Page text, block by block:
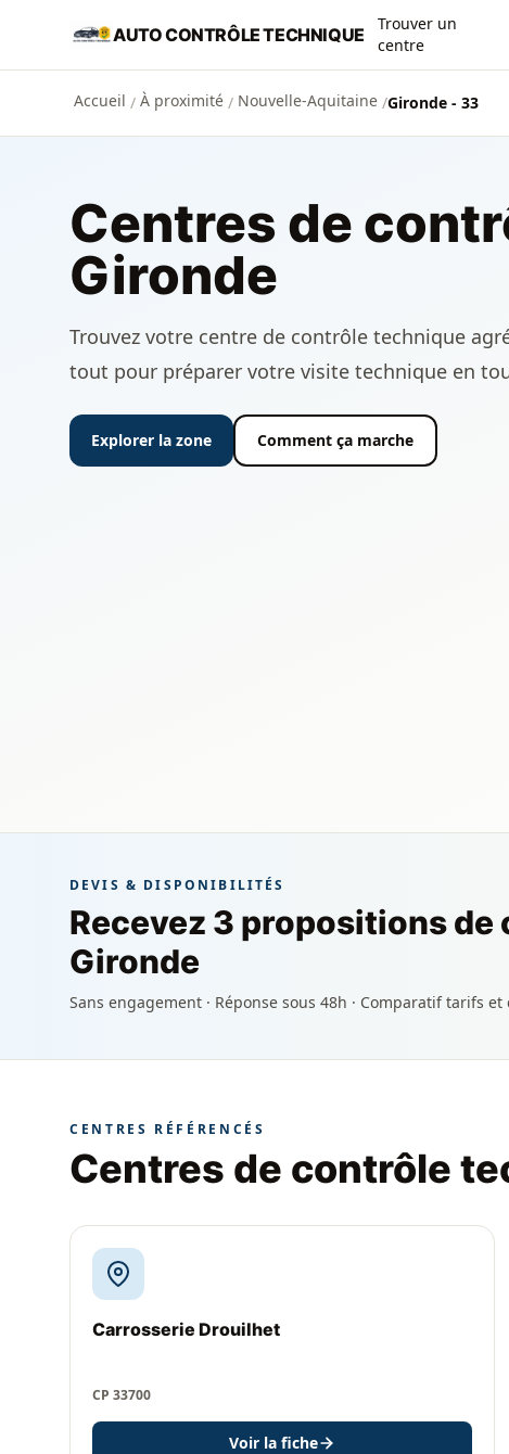
Aller au contenu principal
AUTO CONTRÔLE TECHNIQUE
Trouver un
centre
Accueil / À proximité / Nouvelle-Aquitaine /Gironde - 33
Centres de
Gironde
Trouvez votre centre de contrôle technique
tout pour préparer votre visite technique en
Explorer la zone Comment ça marche
DEVIS & DISPONIBILITÉS
Recevez 3 propositions de
Gironde
Sans engagement · Réponse sous 48h · Comparatif tarifs et
CENTRES RÉFÉRENCÉS
Centres de contrôle
Carrosserie Drouilhet
CP 33700
Voir la fiche